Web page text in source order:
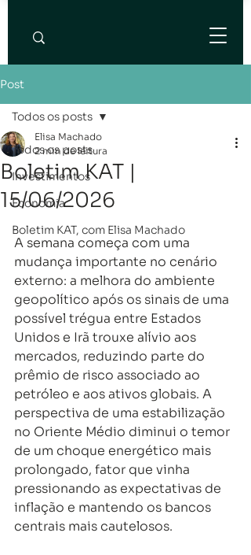
Post
Todos os posts
Investimentos
Economia
Boletim KAT, com Elisa Machado
Todos os posts
Boletim KAT |
15/06/2026
Elisa Machado
2 min de leitura
A semana começa com uma
mudança importante no cenário
externo: a melhora do ambiente
geopolítico após os sinais de uma
possível trégua entre Estados
Unidos e Irã trouxe alívio aos
mercados, reduzindo parte do
prêmio de risco associado ao
petróleo e aos ativos globais. A
perspectiva de uma estabilização
no Oriente Médio diminui o temor
de um choque energético mais
prolongado, fator que vinha
pressionando as expectativas de
inflação e mantendo os bancos
centrais mais cautelosos.